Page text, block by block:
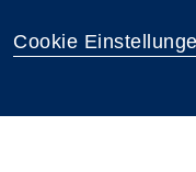
Cookie